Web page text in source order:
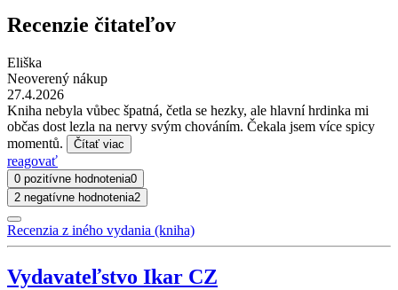
Recenzie čitateľov
Eliška
Neoverený nákup
27.4.2026
Kniha nebyla vůbec špatná, četla se hezky, ale hlavní hrdinka mi
občas dost lezla na nervy svým chováním. Čekala jsem více spicy
momentů.
Čítať viac
reagovať
0 pozitívne hodnotenia0
2 negatívne hodnotenia2
Recenzia z iného vydania (kniha)
Vydavateľstvo Ikar CZ